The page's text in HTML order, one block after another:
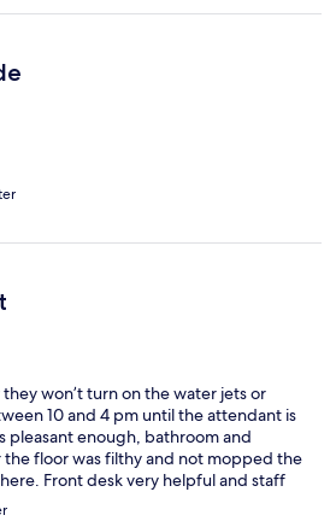
won’t turn on the water jets or
10 and 4 pm until the attendant is
pleasant enough, bathroom and
the floor was filthy and not mopped the
Front desk very helpful and staff
unless you rent by the day for 3 euros.